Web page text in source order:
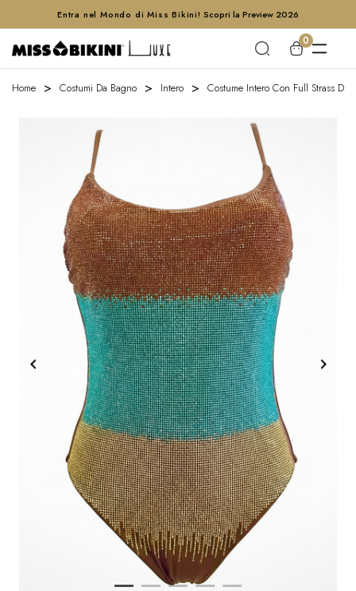
Entra nel Mondo di Miss Bikini! Scopri la Preview 2026
0
Home Costumi Da Bagno Intero Costume Intero Con Full Strass